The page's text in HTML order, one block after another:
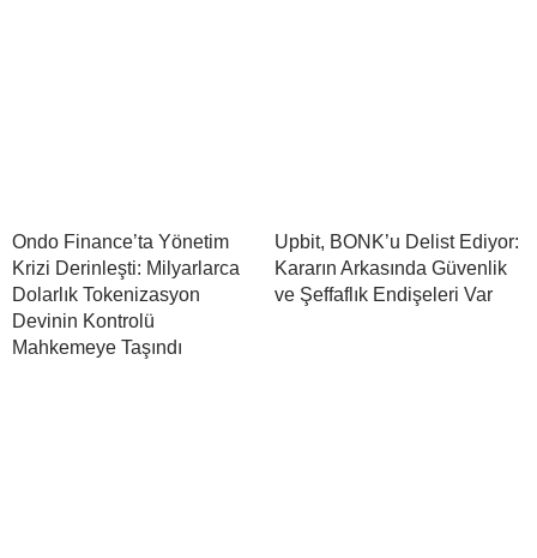
Ondo Finance’ta Yönetim
Krizi Derinleşti: Milyarlarca
Dolarlık Tokenizasyon
Devinin Kontrolü
Mahkemeye Taşındı
Upbit, BONK’u Delist Ediyor:
Kararın Arkasında Güvenlik
ve Şeffaflık Endişeleri Var